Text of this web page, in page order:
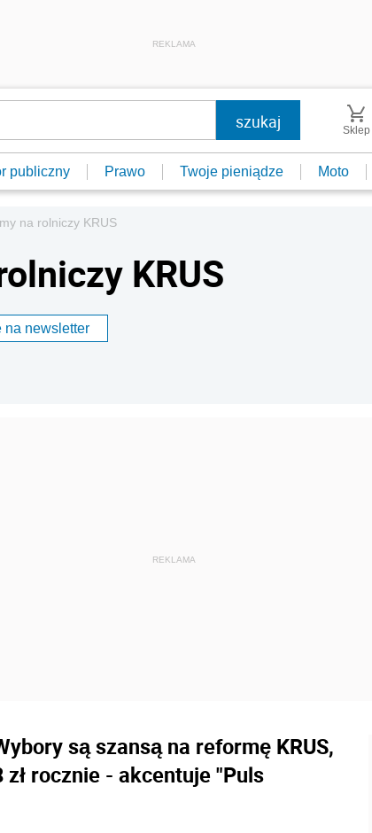
REKLAMA
Sklep
publiczny Prawo Twoje pieniądze Moto
na rolniczy KRUS
KRUS
na newsletter
są szansą na reformę KRUS,
rocznie - akcentuje "Puls